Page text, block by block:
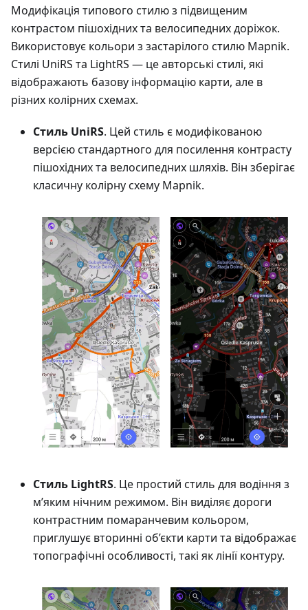
Модифікація типового стилю з підвищеним
контрастом пішохідних та велосипедних доріжок.
Використовує кольори з застарілого стилю Mapnik.
Стилі UniRS та LightRS — це авторські стилі, які
відображають базову інформацію карти, але в
різних колірних схемах.
Стиль UniRS. Цей стиль є модифікованою
версією стандартного для посилення контрасту
пішохідних та велосипедних шляхів. Він зберігає
класичну колірну схему Mapnik.
Стиль LightRS. Це простий стиль для водіння з
м’яким нічним режимом. Він виділяє дороги
контрастним помаранчевим кольором,
приглушує вторинні об’єкти карти та відображає
топографічні особливості, такі як лінії контуру.